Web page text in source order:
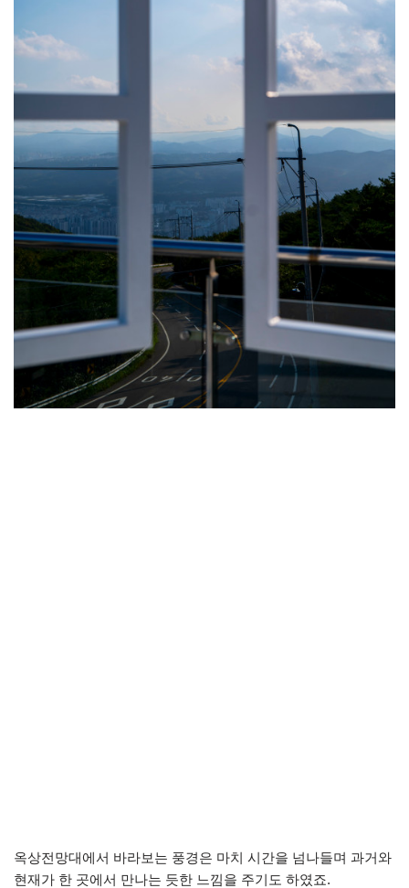
옥상전망대에서 바라보는 풍경은 마치 시간을 넘나들며 과거와
현재가 한 곳에서 만나는 듯한 느낌을 주기도 하였죠.